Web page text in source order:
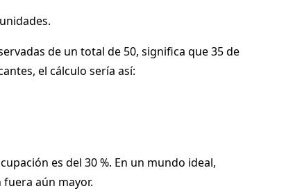
de un total de 50, significa que 35 de
el cálculo sería así:
es del 30 %. En un mundo ideal,
aún mayor.